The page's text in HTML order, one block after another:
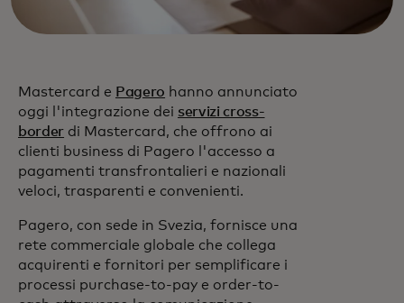
Mastercard e Pagero hanno annunciato
oggi l'integrazione dei servizi cross-
border di Mastercard, che offrono ai
clienti business di Pagero l'accesso a
pagamenti transfrontalieri e nazionali
veloci, trasparenti e convenienti.
Pagero, con sede in Svezia, fornisce una
rete commerciale globale che collega
acquirenti e fornitori per semplificare i
processi purchase-to-pay e order-to-